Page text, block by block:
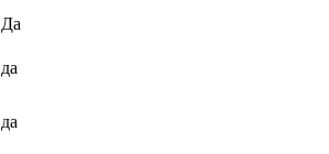
Да
да
да